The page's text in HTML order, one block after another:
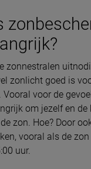
zonnestralen
zonlicht goed is
voor de
om jezelf en de
zon. Hoe? Door
vooral als de
uur.